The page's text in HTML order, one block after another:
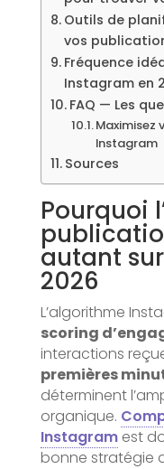
Outils de
vos
Fréquence
Instagram en
FAQ — Les
Maximisez
Instagram
Sources
Pourquoi
autant
2026
L’algorithme
scoring
interactions
premières
déterminent
organique.
Instagramest
bonne stratégie